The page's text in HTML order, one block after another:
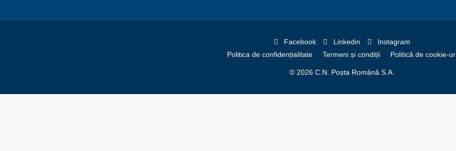
Facebook Linkedin
Instagram
Politica de confidențialitate
Termeni și condiții Politică de cookie-
© 2026 C.N. Poșta Română S.A.